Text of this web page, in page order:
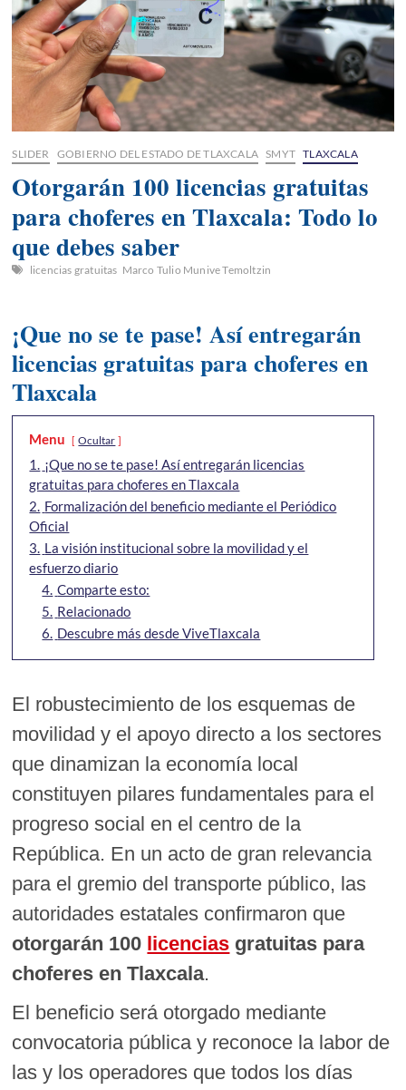
SLIDER GOBIERNO DEL ESTADO DE TLAXCALA SMYT TLAXCALA
Otorgarán 100 licencias gratuitas
para choferes en Tlaxcala: Todo lo
que debes saber
licencias gratuitas Marco Tulio Munive Temoltzin
¡Que no se te pase! Así entregarán
licencias gratuitas para choferes en
Tlaxcala
Menu Ocultar
1. ¡Que no se te pase! Así entregarán licencias
gratuitas para choferes en Tlaxcala
2. Formalización del beneficio mediante el Periódico
Oficial
3. La visión institucional sobre la movilidad y el
esfuerzo diario
4. Comparte esto:
5. Relacionado
6. Descubre más desde ViveTlaxcala
El robustecimiento de los esquemas de
movilidad y el apoyo directo a los sectores
que dinamizan la economía local
constituyen pilares fundamentales para el
progreso social en el centro de la
República. En un acto de gran relevancia
para el gremio del transporte público, las
autoridades estatales confirmaron que
otorgarán 100 licencias gratuitas para
choferes en Tlaxcala.
El beneficio será otorgado mediante
convocatoria pública y reconoce la labor de
las y los operadores que todos los días